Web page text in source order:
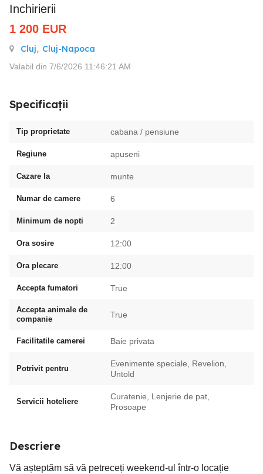
inchirierii
1 200 EUR
Cluj, Cluj-Napoca
Valabil din 7/6/2026 11:46:21 AM
Specificații
Tip proprietate cabana / pensiune
Regiune apuseni
Cazare la munte
Numar de camere 6
Minimum de nopti 2
Ora sosire 12:00
Ora plecare 12:00
Accepta fumatori True
Accepta animale de
companie
True
Facilitatile camerei Baie privata
Potrivit pentru
Evenimente speciale, Revelion,
Untold
Servicii hoteliere
Curatenie, Lenjerie de pat,
Prosoape
Descriere
Vă așteptăm să vă petreceți weekend-ul într-o locație